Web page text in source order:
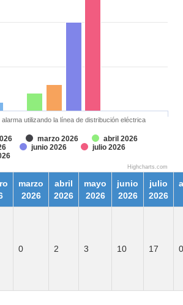
marzo 2026
abril 2026
junio 2026
julio 2026
utilizando la línea de distribución eléctrica
Highcharts.com
marzo
2026
abril
2026
mayo
2026
junio
2026
julio
2026
0 2 3 10 17 0